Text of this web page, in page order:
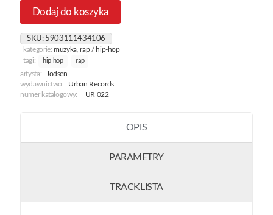
Dodaj do koszyka
SKU: 5903111434106
kategorie:muzyka,rap / hip-hop
tagi:
hip hop rap
artysta:
Jodsen
wydawnictwo:
Urban Records
numer katalogowy:
UR 022
OPIS
PARAMETRY
TRACKLISTA